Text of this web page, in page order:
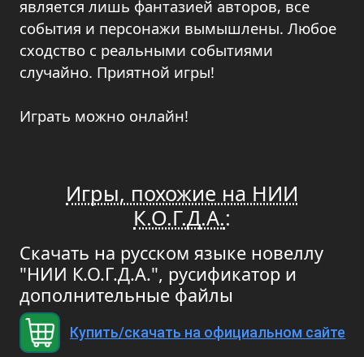
является лишь фантазией авторов, все
события и персонажи вымышлены. Любое
сходство с реальными событиями
случайно. Приятной игры!
Играть можно онлайн!
Игры, похожие на НИИ
К.О.Г.Д.А.:
Скачать на русском языке новеллу
"НИИ К.О.Г.Д.А.", русификатор и
дополнительные файлы
Купить/скачать на официальном сайте